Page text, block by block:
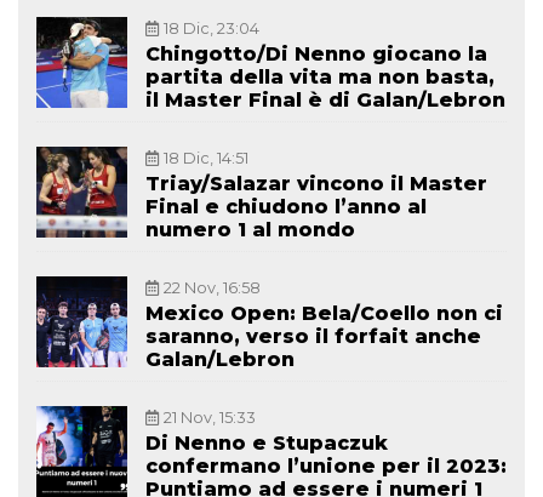
18 Dic, 23:04
Chingotto/Di Nenno giocano la
partita della vita ma non basta,
il Master Final è di Galan/Lebron
18 Dic, 14:51
Triay/Salazar vincono il Master
Final e chiudono l’anno al
numero 1 al mondo
22 Nov, 16:58
Mexico Open: Bela/Coello non ci
saranno, verso il forfait anche
Galan/Lebron
21 Nov, 15:33
Di Nenno e Stupaczuk
confermano l’unione per il 2023:
Puntiamo ad essere i numeri 1